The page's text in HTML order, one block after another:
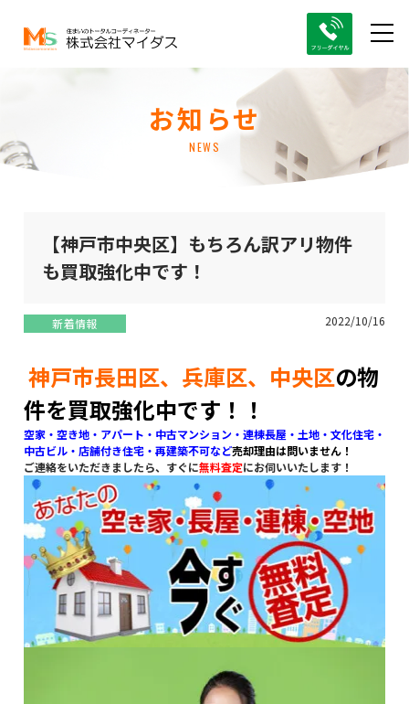
お知らせ
NEWS
【神戸市中央区】もちろん訳アリ物件
も買取強化中です！
新着情報 2022/10/16
神戸市長田区、兵庫区、中央区の物
件を買取強化中です！！
空家・空き地・アパート・中古マンション・連棟長屋・土地・ 文化住宅・
中古ビル・店舗付き住宅・再建築不可など売却理由は問いません！
ご連絡をいただきましたら、すぐに無料査定にお伺いいたします！